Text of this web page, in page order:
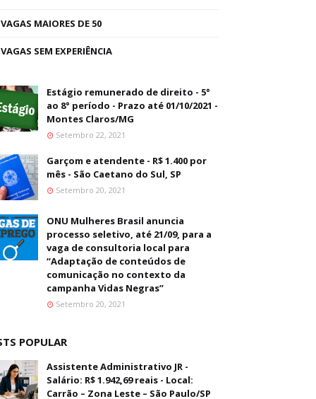
VAGAS MAIORES DE 50
VAGAS SEM EXPERIÊNCIA
Estágio remunerado de direito - 5°
ao 8° período - Prazo até 01/10/2021 -
Montes Claros/MG
Setembro 22, 2021
Garçom e atendente - R$ 1.400 por
mês - São Caetano do Sul, SP
Setembro 20, 2021
ONU Mulheres Brasil anuncia
processo seletivo, até 21/09, para a
vaga de consultoria local para
“Adaptação de conteúdos de
comunicação no contexto da
campanha Vidas Negras”
Setembro 20, 2021
POPULAR
Assistente Administrativo JR -
Salário: R$ 1.942,69 reais - Local:
Carrão – Zona Leste – São Paulo/SP